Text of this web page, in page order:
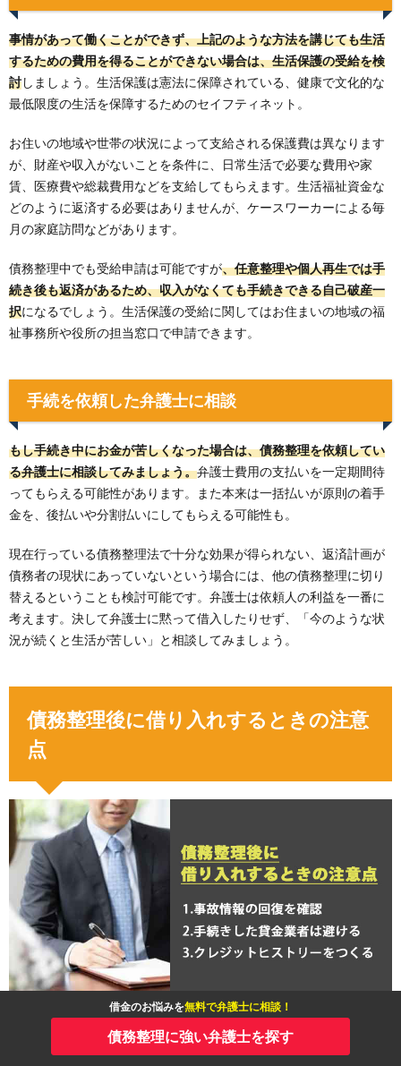
借金のお悩みを無料で弁護士に相談！
債務整理に強い弁護士を探す
事情があって働くことができず、上記のような方法を講じても生活
するための費用を得ることができない場合は、生活保護の受給を検
討しましょう。生活保護は憲法に保障されている、健康で文化的な
最低限度の生活を保障するためのセイフティネット。
お住いの地域や世帯の状況によって支給される保護費は異なります
が、財産や収入がないことを条件に、日常生活で必要な費用や家
賃、医療費や総裁費用などを支給してもらえます。生活福祉資金な
どのように返済する必要はありませんが、ケースワーカーによる毎
月の家庭訪問などがあります。
債務整理中でも受給申請は可能ですが、任意整理や個人再生では手
続き後も返済があるため、収入がなくても手続きできる自己破産一
択になるでしょう。生活保護の受給に関してはお住まいの地域の福
祉事務所や役所の担当窓口で申請できます。
手続を依頼した弁護士に相談
もし手続き中にお金が苦しくなった場合は、債務整理を依頼してい
る弁護士に相談してみましょう。弁護士費用の支払いを一定期間待
ってもらえる可能性があります。また本来は一括払いが原則の着手
金を、後払いや分割払いにしてもらえる可能性も。
現在行っている債務整理法で十分な効果が得られない、返済計画が
債務者の現状にあっていないという場合には、他の債務整理に切り
替えるということも検討可能です。弁護士は依頼人の利益を一番に
考えます。決して弁護士に黙って借入したりせず、「今のような状
況が続くと生活が苦しい」と相談してみましょう。
債務整理後に借り入れするときの注意
点
債務整理の手続きが終わり、事故情報が個人信用情報から消える